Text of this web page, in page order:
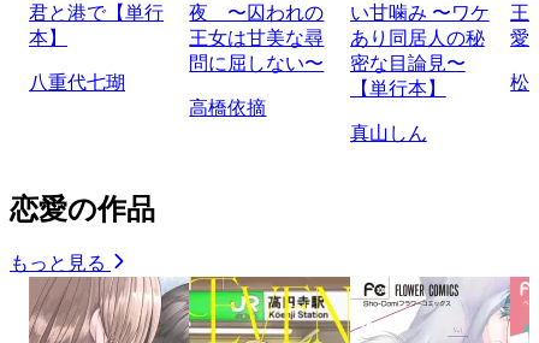
君と港で【単行
本】
八重代七瑚
夜 〜囚われの
王女は甘美な尋
問に屈しない〜
高橋依摘
い甘噛み 〜ワケ
あり同居人の秘
密な目論見〜
【単行本】
真山しん
王
愛
松
恋愛の作品
もっと見る